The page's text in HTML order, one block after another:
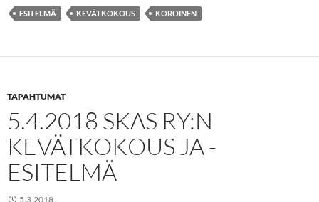
ESITELMÄ KEVÄTKOKOUS KOROINEN
TAPAHTUMAT
5.4.2018 SKAS RY:N
KEVÄTKOKOUS JA -
ESITELMÄ
5.3.2018